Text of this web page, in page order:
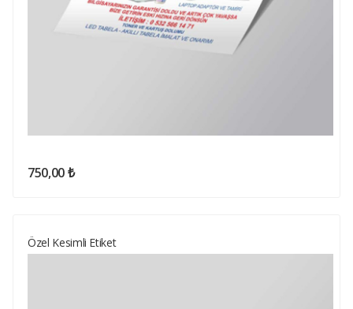
750,00 ₺
Özel Kesimli Etiket